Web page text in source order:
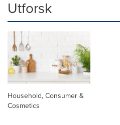
Utforsk
Household, Consumer &
Cosmetics